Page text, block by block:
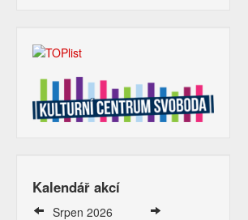
Kalendář akcí
Srpen 2026